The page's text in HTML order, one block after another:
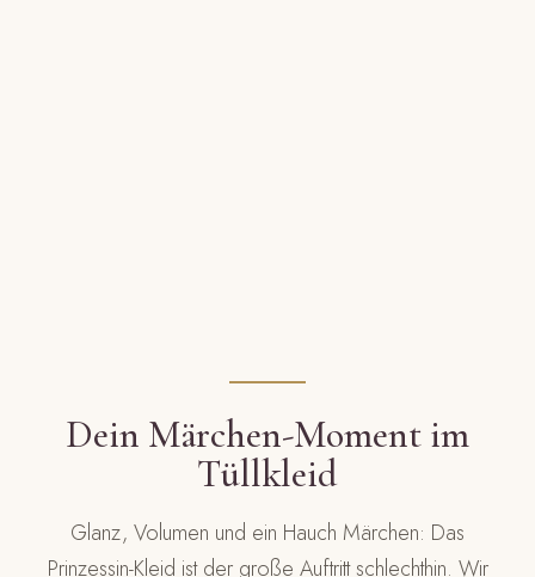
Dein Märchen-Moment im
Tüllkleid
Glanz, Volumen und ein Hauch Märchen: Das
Prinzessin-Kleid ist der große Auftritt schlechthin. Wir